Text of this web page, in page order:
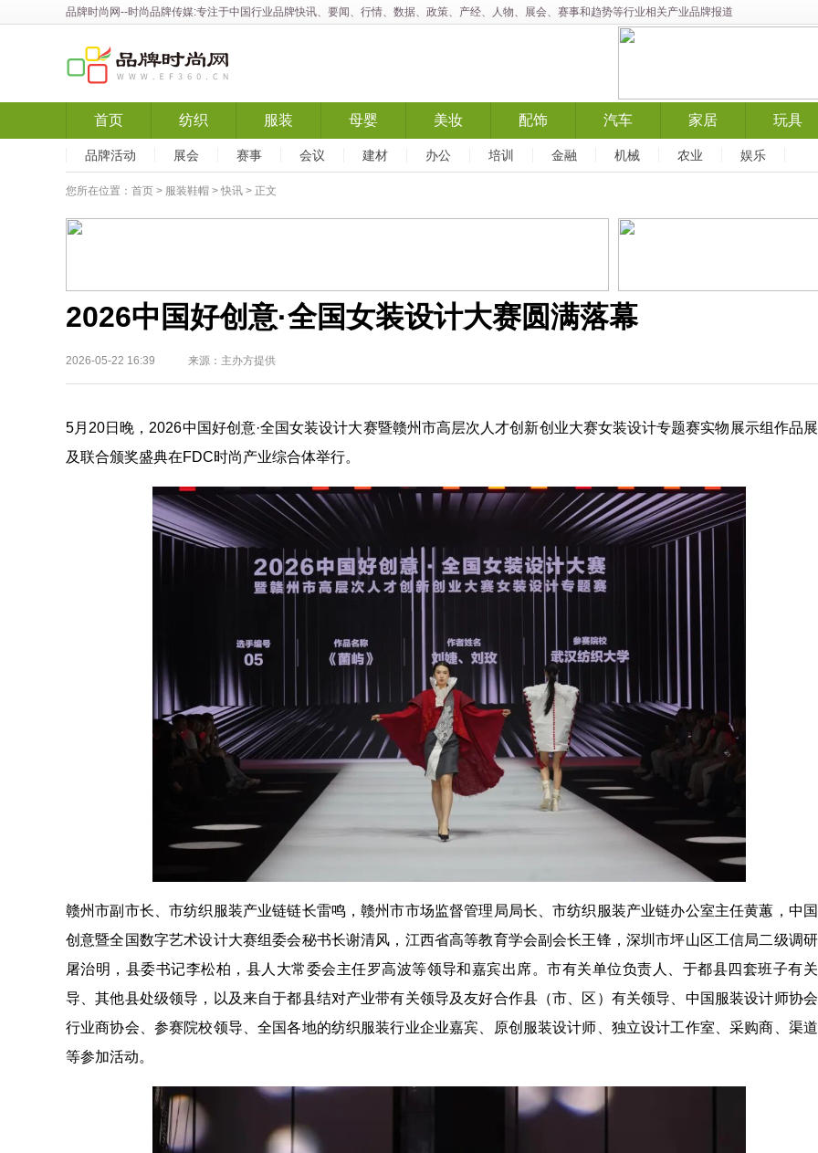
品牌时尚网--时尚品牌传媒:专注于中国行业品牌快讯、要闻、行情、数据、政策、产经、人物、展会、赛事和趋势等行业相关产业品牌报道
首页 纺织 服装 母婴 美妆 配饰 汽车 家居 玩具
品牌活动 展会 赛事 会议 建材 办公 培训 金融 机械 农业 娱乐
您所在位置： 首页 > 服装鞋帽 > 快讯 > 正文
2026中国好创意·全国女装设计大赛圆满落幕
2026-05-22 16:39 来源：主办方提供
5月20日晚，2026中国好创意·全国女装设计大赛暨赣州市高层次人才创新创业大赛女装设计专题赛实物展示组作品
及联合颁奖盛典在FDC时尚产业综合体举行。
赣州市副市长、市纺织服装产业链链长雷鸣，赣州市市场监督管理局局长、市纺织服装产业链办公室主任黄蕙，中
创意暨全国数字艺术设计大赛组委会秘书长谢清风，江西省高等教育学会副会长王锋，深圳市坪山区工信局二级调
屠治明，县委书记李松柏，县人大常委会主任罗高波等领导和嘉宾出席。市有关单位负责人、于都县四套班子有
导、其他县处级领导，以及来自于都县结对产业带有关领导及友好合作县（市、区）有关领导、中国服装设计师协
行业商协会、参赛院校领导、全国各地的纺织服装行业企业嘉宾、原创服装设计师、独立设计工作室、采购商、渠
等参加活动。